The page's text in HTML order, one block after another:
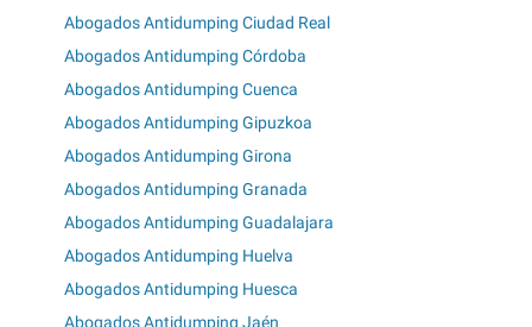
Abogados Antidumping Ciudad Real
Abogados Antidumping Córdoba
Abogados Antidumping Cuenca
Abogados Antidumping Gipuzkoa
Abogados Antidumping Girona
Abogados Antidumping Granada
Abogados Antidumping Guadalajara
Abogados Antidumping Huelva
Abogados Antidumping Huesca
Abogados Antidumping Jaén